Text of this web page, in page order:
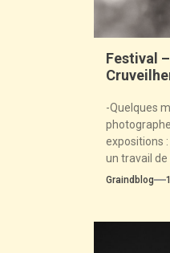
Festival
-Quelques
expositions
un travail de
Graindblog